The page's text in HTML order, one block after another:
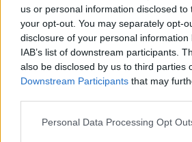
us or personal information disclosed
your opt-out. You may separately opt-
disclosure of your personal
IAB’s list of downstream participants.
also be disclosed by us to third parties
Downstream Participants that may
Personal Data Processing Opt
Non è da te 🦂😅
21 Luglio alle ore 21:25
· Ti stimo Rispondi
isabel livello 15
17 Luglio - 5.183 visualizzazioni